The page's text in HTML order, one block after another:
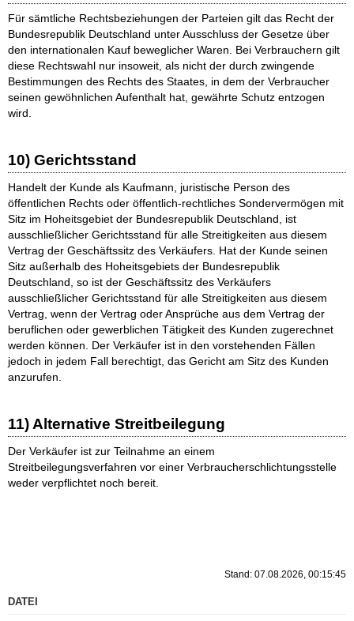
Für sämtliche Rechtsbeziehungen der Parteien gilt das Recht der
Bundesrepublik Deutschland unter Ausschluss der Gesetze über
den internationalen Kauf beweglicher Waren. Bei Verbrauchern gilt
diese Rechtswahl nur insoweit, als nicht der durch zwingende
Bestimmungen des Rechts des Staates, in dem der Verbraucher
seinen gewöhnlichen Aufenthalt hat, gewährte Schutz entzogen
wird.
10) Gerichtsstand
Handelt der Kunde als Kaufmann, juristische Person des
öffentlichen Rechts oder öffentlich-rechtliches Sondervermögen mit
Sitz im Hoheitsgebiet der Bundesrepublik Deutschland, ist
ausschließlicher Gerichtsstand für alle Streitigkeiten aus diesem
Vertrag der Geschäftssitz des Verkäufers. Hat der Kunde seinen
Sitz außerhalb des Hoheitsgebiets der Bundesrepublik
Deutschland, so ist der Geschäftssitz des Verkäufers
ausschließlicher Gerichtsstand für alle Streitigkeiten aus diesem
Vertrag, wenn der Vertrag oder Ansprüche aus dem Vertrag der
beruflichen oder gewerblichen Tätigkeit des Kunden zugerechnet
werden können. Der Verkäufer ist in den vorstehenden Fällen
jedoch in jedem Fall berechtigt, das Gericht am Sitz des Kunden
anzurufen.
11) Alternative Streitbeilegung
Der Verkäufer ist zur Teilnahme an einem
Streitbeilegungsverfahren vor einer Verbraucherschlichtungsstelle
weder verpflichtet noch bereit.
Stand: 07.08.2026, 00:15:45
DATEI